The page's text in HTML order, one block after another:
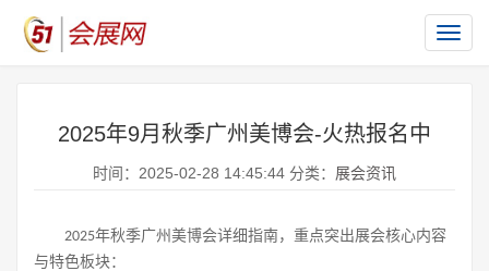
切
2025年9月秋季广州美博会-火热报名中
时间：2025-02-28 14:45:44 分类： 展会资讯
2025年秋季广州美博会详细指南，重点突出展会核心内容
与特色板块：